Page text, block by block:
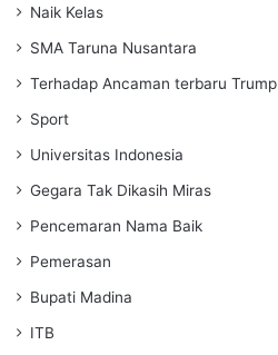
Naik Kelas
SMA Taruna Nusantara
Terhadap Ancaman terbaru Trump
Sport
Universitas Indonesia
Gegara Tak Dikasih Miras
Pencemaran Nama Baik
Pemerasan
Bupati Madina
ITB